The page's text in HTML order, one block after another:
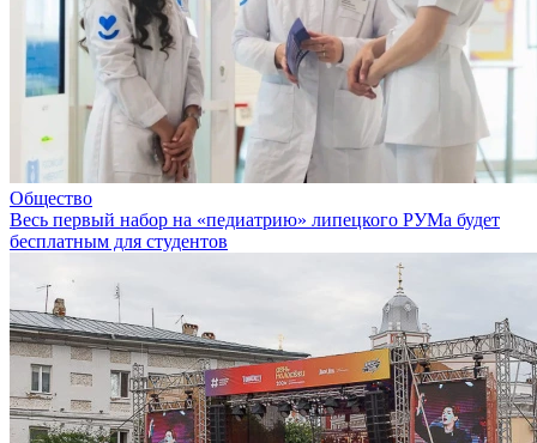
Общество
Весь первый набор на «педиатрию» липецкого РУМа будет
бесплатным для студентов